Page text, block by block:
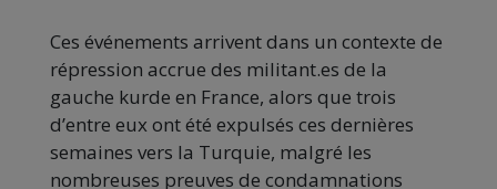
Ces événements arrivent dans un contexte de
répression accrue des militant.es de la
gauche kurde en France, alors que trois
d’entre eux ont été expulsés ces dernières
semaines vers la Turquie, malgré les
nombreuses preuves de condamnations